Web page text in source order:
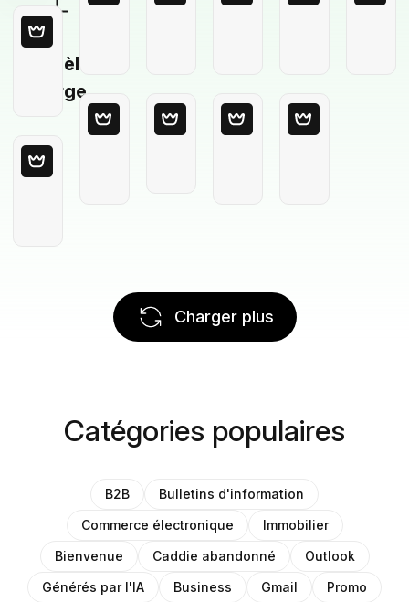
Modèle
Vierge
Charger plus
Catégories populaires
B2B
Bulletins d'information
Commerce électronique
Immobilier
Bienvenue
Caddie abandonné
Outlook
Générés par l'IA
Business Gmail Promo